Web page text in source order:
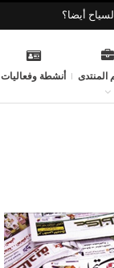
أيضا؟
المنتدى أنشطة وفعاليات